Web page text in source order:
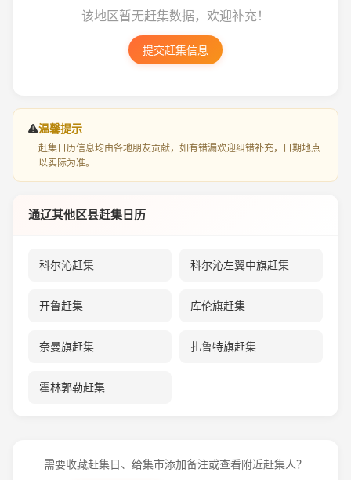
该地区暂无赶集数据，欢迎补充！
提交赶集信息
温馨提示
赶集日历信息均由各地朋友贡献，如有错漏欢迎纠错补充，日期地点
以实际为准。
通辽其他区县赶集日历
科尔沁赶集 科尔沁左翼中旗赶集
开鲁赶集 库伦旗赶集
奈曼旗赶集 扎鲁特旗赶集
霍林郭勒赶集
需要收藏赶集日、给集市添加备注或查看附近赶集人？